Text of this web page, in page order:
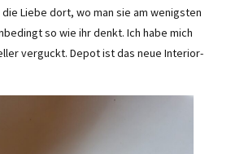
Liebe dort, wo man sie am wenigsten
so wie ihr denkt. Ich habe mich
verguckt. Depot ist das neue Interior-